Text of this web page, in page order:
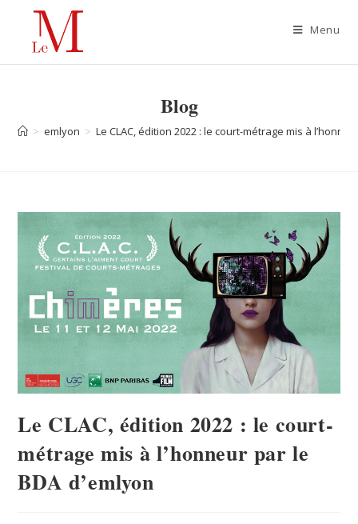
Menu
Blog
> emlyon > Le CLAC, édition 2022 : le court-métrage mis à
Le CLAC, édition 2022 : le court-
métrage mis à l’honneur par le
BDA d’emlyon